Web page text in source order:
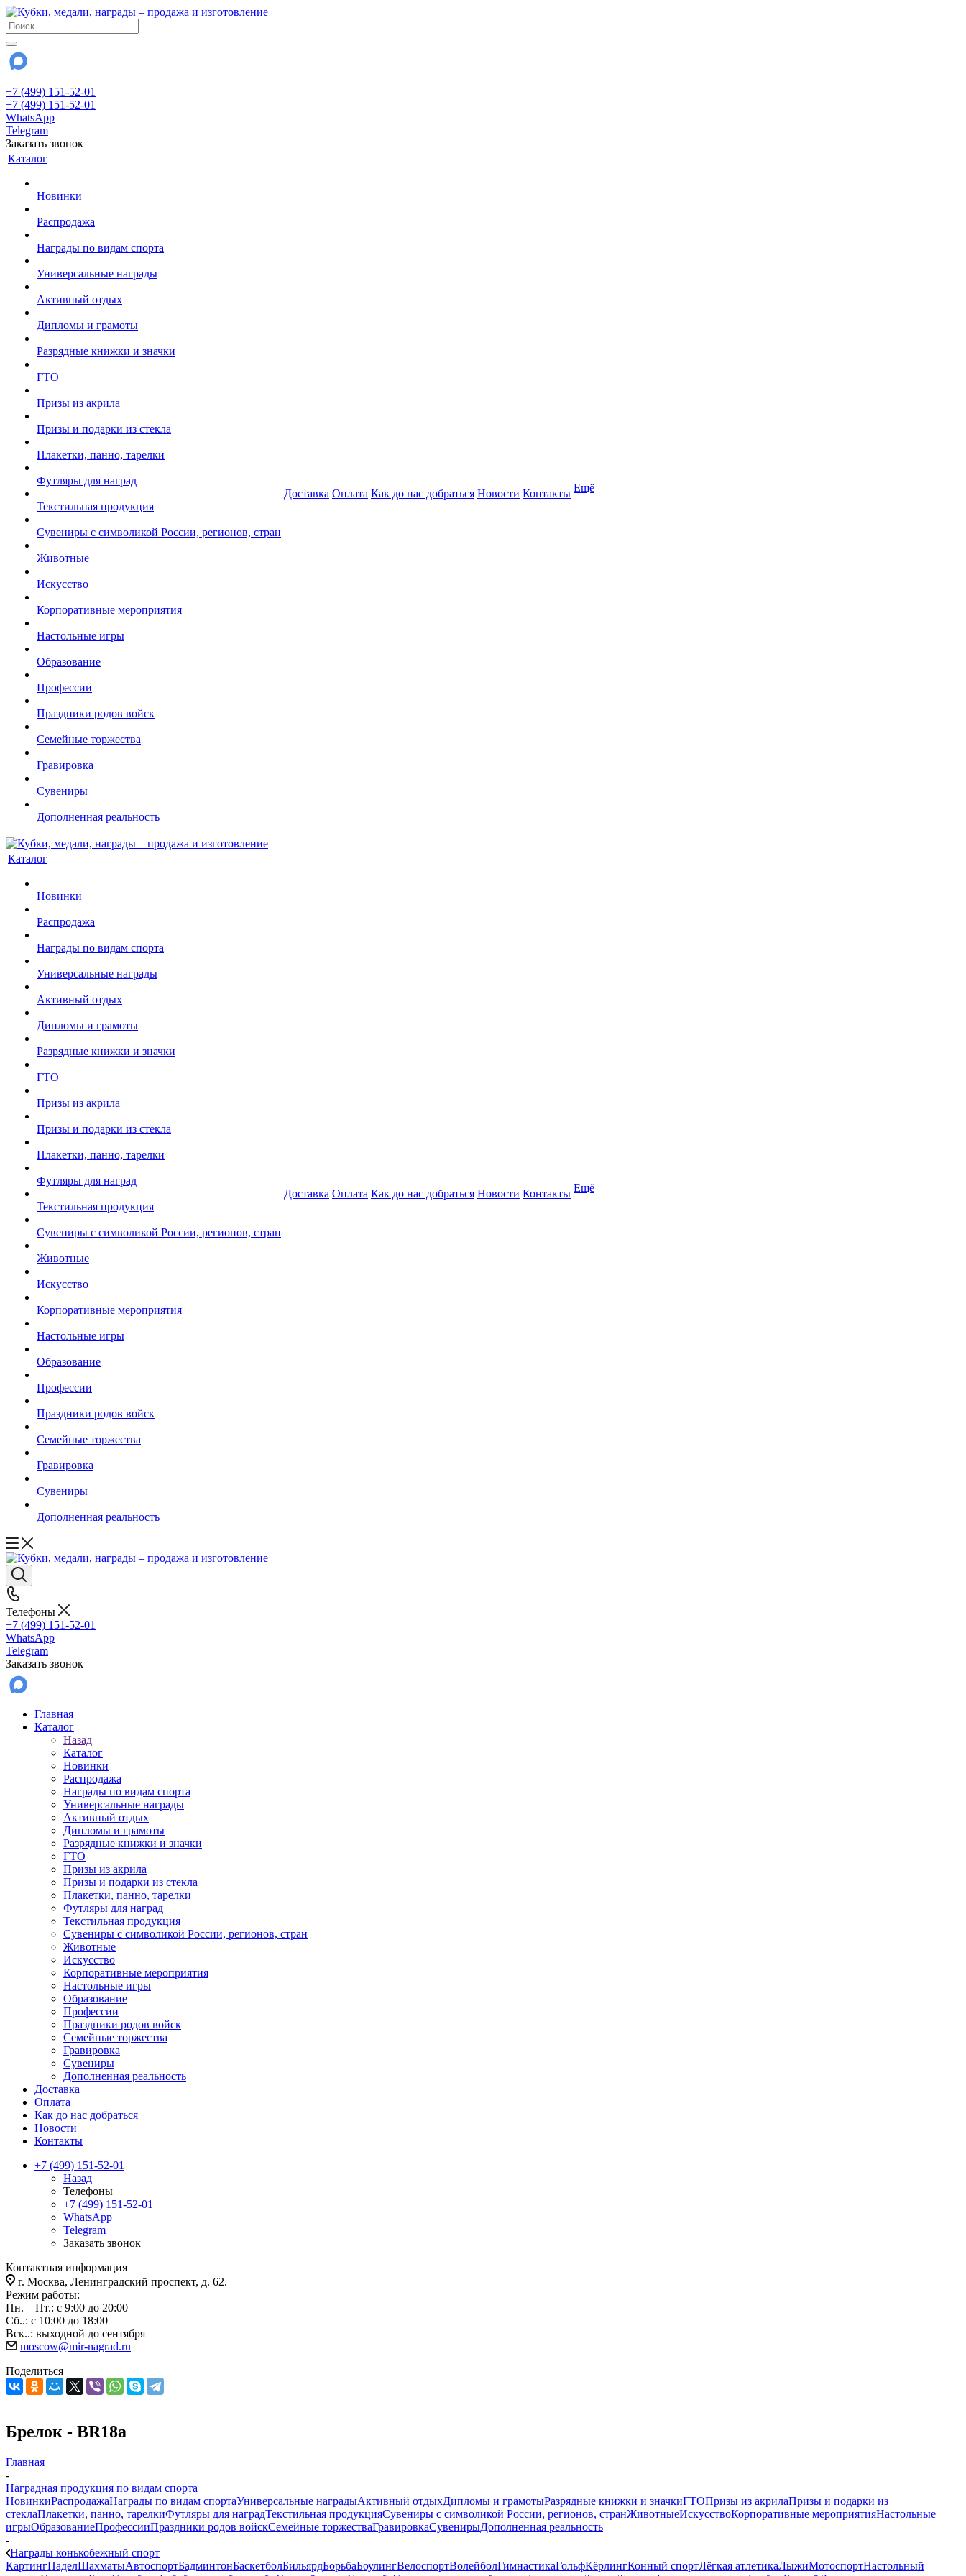
+7 (499) 151-52-01
+7 (499) 151-52-01
WhatsApp
Telegram
Заказать звонок
Каталог
Новинки
Распродажа
Награды по видам спорта
Универсальные награды
Активный отдых
Дипломы и грамоты
Разрядные книжки и значки
ГТО
Призы из акрила
Призы и подарки из стекла
Плакетки, панно, тарелки
Футляры для наград
Текстильная продукция
Сувениры с символикой России, регионов, стран
Животные
Искусство
Корпоративные мероприятия
Настольные игры
Образование
Профессии
Праздники родов войск
Семейные торжества
Гравировка
Сувениры
Дополненная реальность
Доставка Оплата Как до нас добраться Новости Контакты Ещё
Каталог
Новинки
Распродажа
Награды по видам спорта
Универсальные награды
Активный отдых
Дипломы и грамоты
Разрядные книжки и значки
ГТО
Призы из акрила
Призы и подарки из стекла
Плакетки, панно, тарелки
Футляры для наград
Текстильная продукция
Сувениры с символикой России, регионов, стран
Животные
Искусство
Корпоративные мероприятия
Настольные игры
Образование
Профессии
Праздники родов войск
Семейные торжества
Гравировка
Сувениры
Дополненная реальность
Доставка Оплата Как до нас добраться Новости Контакты Ещё
Телефоны
+7 (499) 151-52-01
WhatsApp
Telegram
Заказать звонок
Главная
Каталог
Назад
Каталог
Новинки
Распродажа
Награды по видам спорта
Универсальные награды
Активный отдых
Дипломы и грамоты
Разрядные книжки и значки
ГТО
Призы из акрила
Призы и подарки из стекла
Плакетки, панно, тарелки
Футляры для наград
Текстильная продукция
Сувениры с символикой России, регионов, стран
Животные
Искусство
Корпоративные мероприятия
Настольные игры
Образование
Профессии
Праздники родов войск
Семейные торжества
Гравировка
Сувениры
Дополненная реальность
Доставка
Оплата
Как до нас добраться
Новости
Контакты
+7 (499) 151-52-01
Назад
Телефоны
+7 (499) 151-52-01
WhatsApp
Telegram
Заказать звонок
Контактная информация
г. Москва, Ленинградский проспект, д. 62.
Режим работы:
Пн. – Пт.: с 9:00 до 20:00
Сб..: с 10:00 до 18:00
Вск..: выходной до сентября
moscow@mir-nagrad.ru
Поделиться
Брелок - BR18a
Главная
-
Наградная продукция по видам спорта
НовинкиРаспродажаНаграды по видам спортаУниверсальные наградыАктивный отдыхДипломы и грамотыРазрядные книжки и значкиГТОПризы из акрилаПризы и подарки из
стеклаПлакетки, панно, тарелкиФутляры для наградТекстильная продукцияСувениры с символикой России, регионов, странЖивотныеИскусствоКорпоративные мероприятияНастольные
игрыОбразованиеПрофессииПраздники родов войскСемейные торжестваГравировкаСувенирыДополненная реальность
-
Награды конькобежный спорт
КартингПаделШахматыАвтоспортБадминтонБаскетболБильярдБорьбаБоулингВелоспортВолейболГимнастикаГольфКёрлингКонный спортЛёгкая атлетикаЛыжиМотоспортНастольный